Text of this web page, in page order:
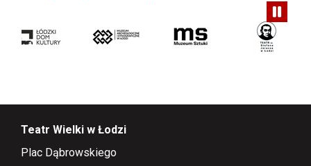
Teatr Wielki w Łodzi
Plac Dąbrowskiego